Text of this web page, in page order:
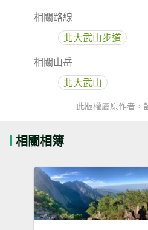
相關路線
北大武山步道
相關山岳
北大武山
此版權屬原作者，
相關相簿